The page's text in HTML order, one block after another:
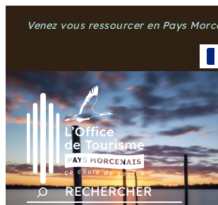
Venez vous ressourcer en Pays
R